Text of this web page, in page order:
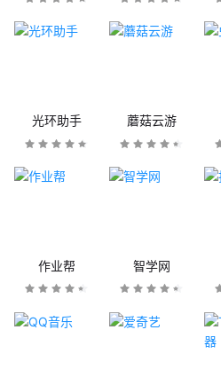
光环助手 蘑菇云游
作业帮 智学网